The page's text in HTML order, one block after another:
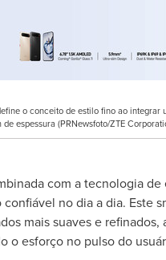
o conceito de estilo fino ao
espessura (PRNewsfoto/ZTE
com a tecnologia
no dia a dia. Este
mais suaves e refinados,
esforço no pulso do